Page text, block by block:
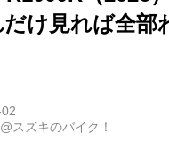
け見れば全部
スズキのバイク！